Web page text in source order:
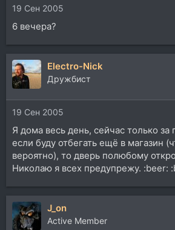
19 Сен 2005
6 вечера?
Electro-Nick
Дружбист
19 Сен 2005
Я дома весь день, сейчас только за
если буду отбегать ещё в магазин
вероятно), то дверь полюбому
Николаю я всех предупрежу. :beer:
J_on
Active Member